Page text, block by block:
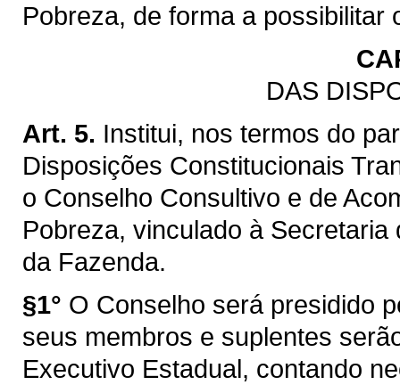
Pobreza, de forma a possibilitar
DAS
Art. 5. Institui, nos termos do
Disposições Constitucionais
o Conselho Consultivo e de
Pobreza, vinculado à Secretaria
da Fazenda.
§1° O Conselho será presidido
seus membros e suplentes
Executivo Estadual, contando